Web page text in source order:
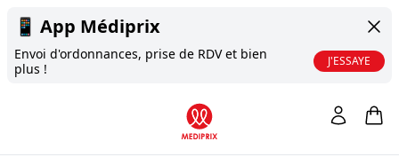
📱 App Médiprix
Envoi d'ordonnances, prise de RDV et bien
plus !
J'ESSAYE